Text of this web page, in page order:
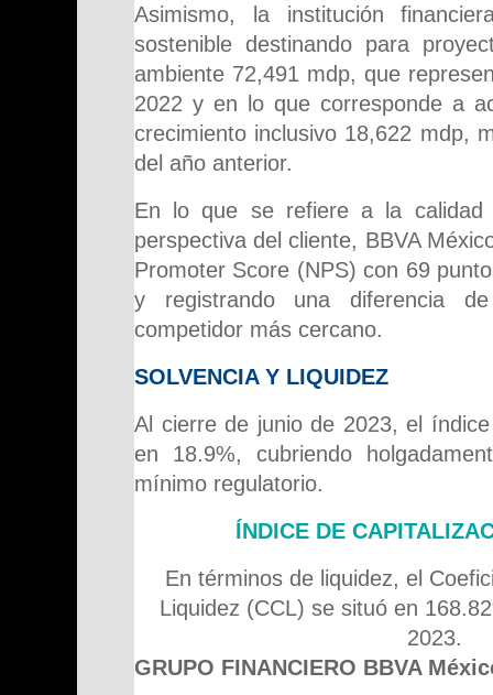
Asimismo, la institución
sostenible destinando para
ambiente 72,491 mdp, que
2022 y en lo que corresponde a
crecimiento inclusivo 18,622 mdp,
del año anterior.
En lo que se refiere a la calidad
perspectiva del cliente, BBVA
Promoter Score (NPS) con 69
y registrando una diferencia
competidor más cercano.
SOLVENCIA Y LIQUIDEZ
Al cierre de junio de 2023, el
en 18.9%, cubriendo
mínimo regulatorio.
ÍNDICE DE
En términos de liquidez, el
Liquidez (CCL) se situó en
2023.
GRUPO FINANCIERO BBVA